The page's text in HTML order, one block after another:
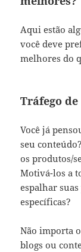
Aqui estão
você deve
melhores do
Tráfego
Você já
seu
os produtos/
Motivá-los a
espalhar
específicas?
Não importa
blogs ou